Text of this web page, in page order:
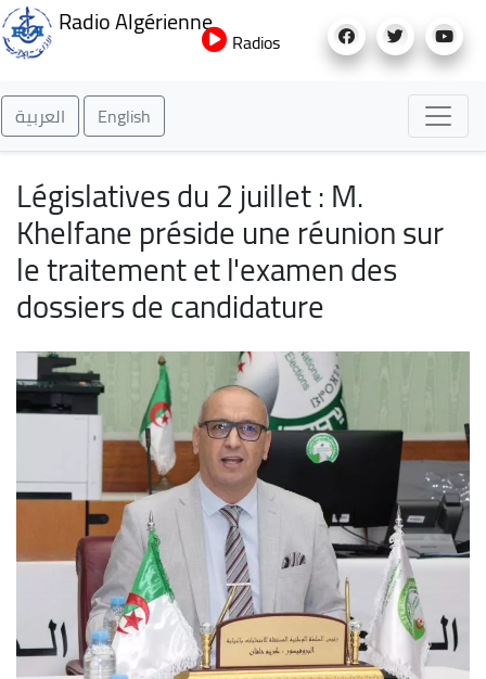
au
Radio Algérienne
Radios
العربية English
Législatives du 2 juillet : M.
Khelfane préside une réunion sur
le traitement et l'examen des
dossiers de candidature